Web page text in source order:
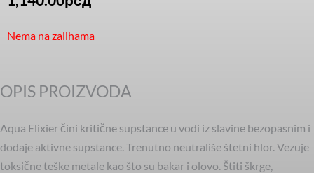
Nema na zalihama
OPIS PROIZVODA
Aqua Elixier čini kritične supstance u vodi iz slavine bezopasnim i
dodaje aktivne supstance. Trenutno neutrališe štetni hlor. Vezuje
toksične teške metale kao što su bakar i olovo. Štiti škrge,